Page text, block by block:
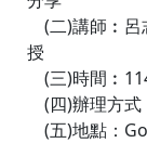
(二)講師︰呂
授
(三)時間
(四)辦理方式
(五)地點：